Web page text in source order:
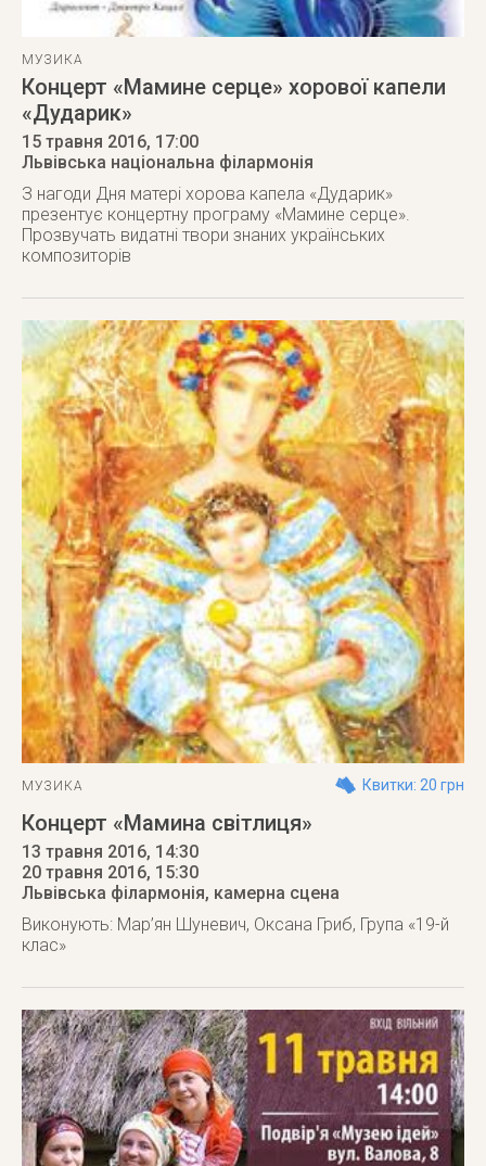
МУЗИКА
Концерт «Мамине серце» хорової капели
«Дударик»
15 травня 2016, 17:00
Львівська національна філармонія
З нагоди Дня матері хорова капела «Дударик»
презентує концертну програму «Мамине серце».
Прозвучать видатні твори знаних українських
композиторів
МУЗИКА Квитки: 20 грн
Концерт «Мамина світлиця»
13 травня 2016, 14:30
20 травня 2016, 15:30
Львівська філармонія, камерна сцена
Виконують: Мар’ян Шуневич, Оксана Гриб, Група «19-й
клас»